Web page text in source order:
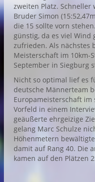
zweiten Platz.
Bruder Simon
die 15 sollte vorn
günstig, da es viel Wind
zufrieden. Als nächstes
Meisterschaft im 10km-
September in Siegburg
Nicht so optimal lief es
deutsche Männerteam
Europameisterschaft im
Vorfeld in einem
geäußerte ehrgeizige
gelang Marc Schulze
Höhenmetern
damit auf Rang 40. Die
kamen auf den Plätzen